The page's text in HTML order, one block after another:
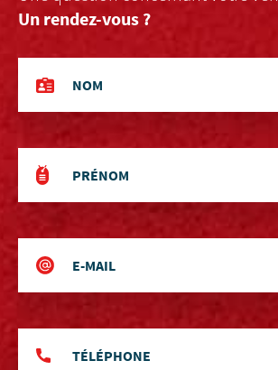
Un rendez-vous ?